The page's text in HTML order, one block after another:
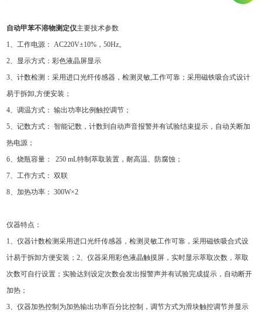
自动甲苯不溶物测定仪主要技术参数
1、工作电源： AC220V±10%，50Hz。
2、显示方式：彩色液晶屏显示
3、计数检测：采用进口光纤传感器，检测灵敏,工作可靠；采用磁铁吸合式设计
易于拆卸,方便安装；
4、调温方式： 输出功率比例触控调节；
5、记数方式： 智能记数，计数到自动声音报警并有试验结束提示，自动关断加
热电源；
6、烧瓶容量： 250 mL特制萃取装置，耐高温、防腐蚀；
7、工作方式： 双联
8、加热功率： 300W×2
仪器特点：
1、仪器计数检测采用进口光纤传感器，检测灵敏工作可靠，采用磁铁吸合式设
计易于拆卸方便安装；2、仪器采用彩色液晶触摸屏，实时显示萃取次数，萃取
次数可自行设置；实验达到设定次数会发出报警声并有试验完成提示，自动断开
加热；
3、仪器加热控制为加热输出功率百分比控制，调节方式为滑块触控调节并显示